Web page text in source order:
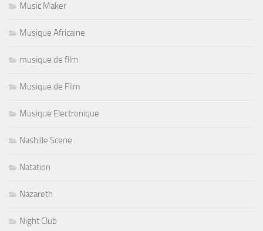
Music Maker
Musique Africaine
musique de film
Musique de Film
Musique Electronique
Nashille Scene
Natation
Nazareth
Night Club